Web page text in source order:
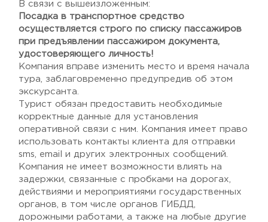
В связи с вышеизложенным:
Посадка в транспортное средство
осуществляется строго по списку пассажиров
при предъявлении пассажиром документа,
удостоверяющего личность!
Компания вправе изменить место и время начала
тура, заблаговременно предупредив об этом
экскурсанта.
Турист обязан предоставить необходимые
корректные данные для установления
оперативной связи с ним. Компания имеет право
использовать контакты клиента для отправки
sms, email и других электронных сообщений.
Компания не имеет возможности влиять на
задержки, связанные с пробками на дорогах,
действиями и мероприятиями государственных
органов, в том числе органов ГИБДД,
дорожными работами, а также на любые другие